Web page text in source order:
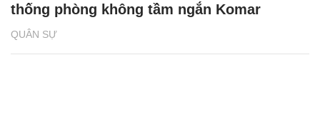
QUÂN SỰ
thống phòng không tầm ngắn Komar